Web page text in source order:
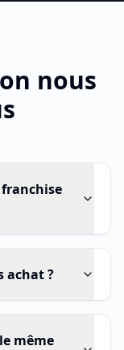
nous
achat ?
même